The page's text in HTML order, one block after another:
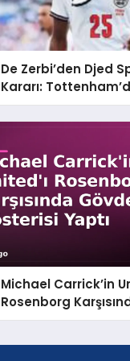
De Zerbi’den Djed
Kararı:
Geleceği Belli
Michael Carrick’in
Rosenborg
Gösterisi Yaptı